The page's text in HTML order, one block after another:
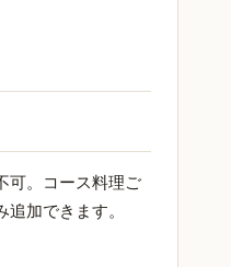
可。コース料理ご
追加できます。